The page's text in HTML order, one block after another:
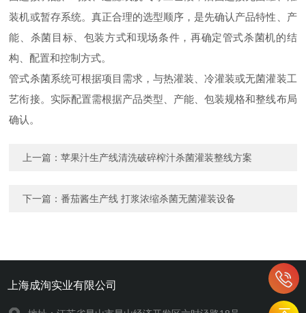
装机或暂存系统。真正合理的选型顺序，是先确认产品特性、产
能、杀菌目标、包装方式和现场条件，再确定管式杀菌机的结
构、配置和控制方式。
管式杀菌系统可根据项目需求，与热灌装、冷灌装或无菌灌装工
艺衔接。实际配置需根据产品类型、产能、包装规格和整线布局
确认。
上一篇：苹果汁生产线清洗破碎榨汁杀菌灌装整线方案
下一篇：番茄酱生产线 打浆浓缩杀菌无菌灌装设备
上海成洵实业有限公司